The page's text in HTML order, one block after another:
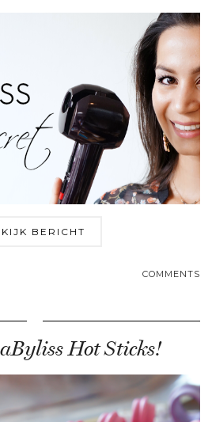
BERICHT
COMMENTS
Hot Sticks!